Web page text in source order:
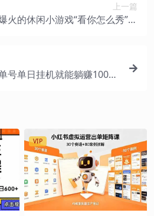
上一篇
火的休闲小游戏“看你怎么秀”无
号单日挂机就能躺赚1000
VIP